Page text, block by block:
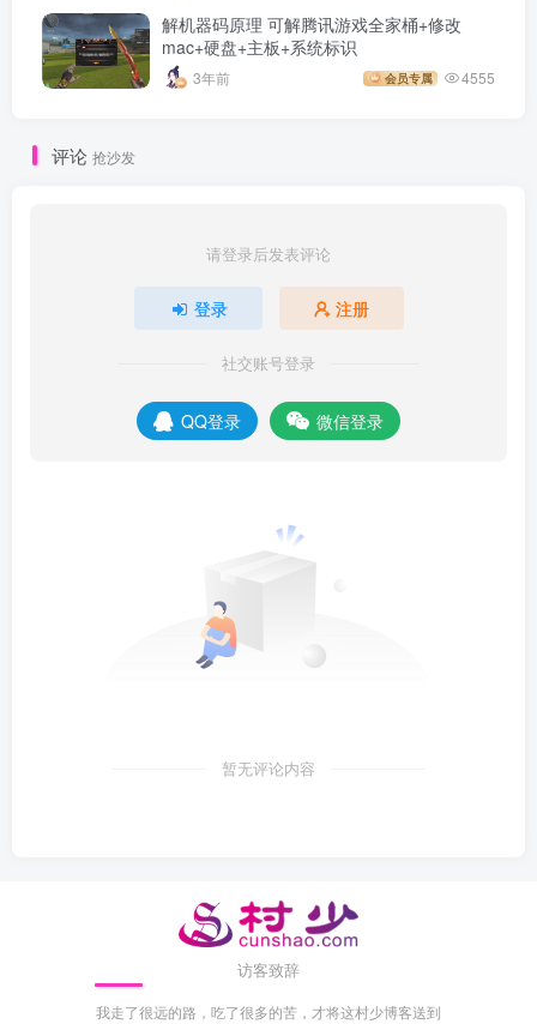
解机器码原理 可解腾讯游戏全家桶+修改
mac+硬盘+主板+系统标识
3年前 会员专属 4555
评论 抢沙发
请登录后发表评论
登录 注册
社交账号登录
QQ登录 微信登录
暂无评论内容
访客致辞
我走了很远的路，吃了很多的苦，才将这村少博客送到